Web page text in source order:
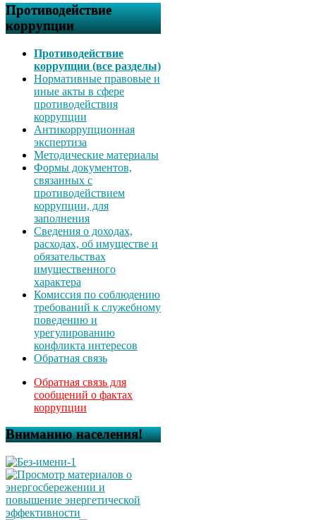
Противодействие
коррупции
Противодействие
коррупции (все разделы)
Нормативные правовые и
иные акты в сфере
противодействия
коррупции
Антикоррупционная
экспертиза
Методические материалы
Формы документов,
связанных с
противодействием
коррупции, для
заполнения
Сведения о доходах,
расходах, об имуществе и
обязательствах
имущественного
характера
Комиссия по соблюдению
требований к служебному
поведению и
урегулированию
конфликта интересов
Обратная связь
Обратная связь для
сообщений о фактах
коррупции
Вниманию населения!